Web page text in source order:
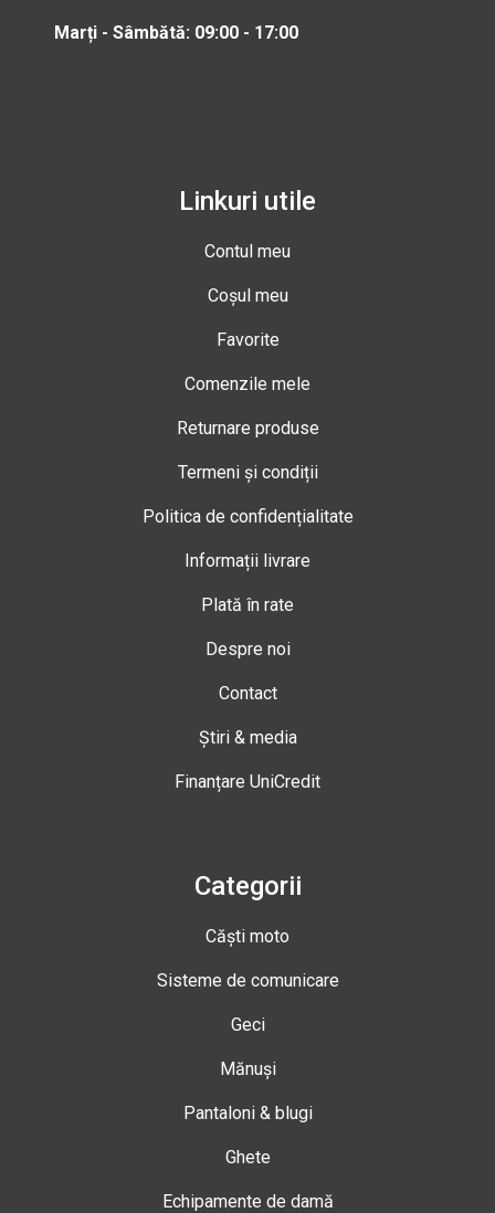
Marți - Sâmbătă: 09:00 - 17:00
Linkuri utile
Contul meu
Coșul meu
Favorite
Comenzile mele
Returnare produse
Termeni și condiții
Politica de confidențialitate
Informații livrare
Plată în rate
Despre noi
Contact
Știri & media
Finanțare UniCredit
Categorii
Căști moto
Sisteme de comunicare
Geci
Mănuși
Pantaloni & blugi
Ghete
Echipamente de damă